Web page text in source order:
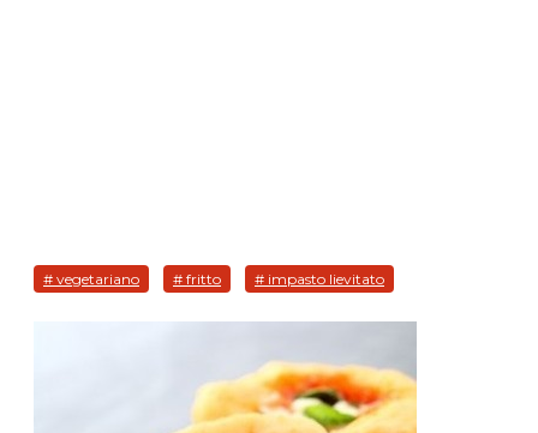
# vegetariano # fritto # impasto lievitato